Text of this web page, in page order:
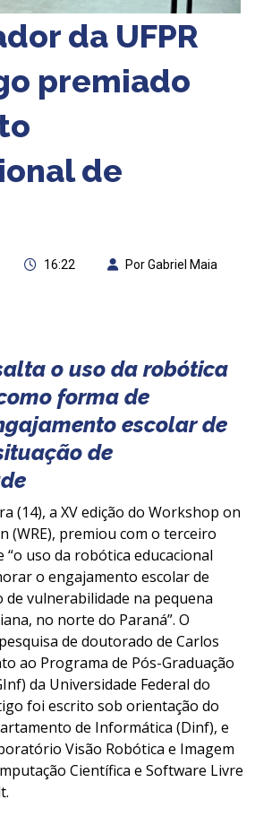
da UFPR
premiado
de
16:22
Por Gabriel Maia
o uso da robótica
forma de
escolar de
de
(14), a XV edição do Workshop on
(WRE), premiou com o terceiro
uso da robótica educacional
o engajamento escolar de
de vulnerabilidade na pequena
no norte do Paraná”. O
de doutorado de Carlos
ao Programa de Pós-Graduação
da Universidade Federal do
foi escrito sob orientação do
de Informática (Dinf), e
Visão Robótica e Imagem
Científica e Software Livre